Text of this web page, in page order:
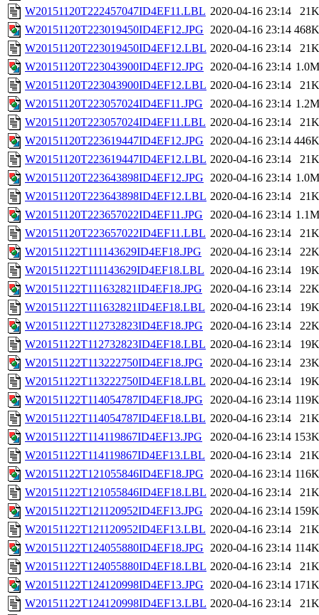
W20151120T222457047ID4EF11.LBL 2020-04-16 23:14
21K
W20151120T223019450ID4EF12.JPG 2020-04-16 23:14 468K
W20151120T223019450ID4EF12.LBL 2020-04-16 23:14
21K
W20151120T223043900ID4EF12.JPG 2020-04-16 23:14 1.0M
W20151120T223043900ID4EF12.LBL 2020-04-16 23:14
21K
W20151120T223057024ID4EF11.JPG
2020-04-16 23:14 1.2M
W20151120T223057024ID4EF11.LBL 2020-04-16 23:14
21K
W20151120T223619447ID4EF12.JPG 2020-04-16 23:14 446K
W20151120T223619447ID4EF12.LBL 2020-04-16 23:14
21K
W20151120T223643898ID4EF12.JPG 2020-04-16 23:14 1.0M
W20151120T223643898ID4EF12.LBL 2020-04-16 23:14
21K
W20151120T223657022ID4EF11.JPG
2020-04-16 23:14 1.1M
W20151120T223657022ID4EF11.LBL 2020-04-16 23:14
21K
W20151122T111143629ID4EF18.JPG
2020-04-16 23:14
22K
W20151122T111143629ID4EF18.LBL 2020-04-16 23:14
19K
W20151122T111632821ID4EF18.JPG
2020-04-16 23:14
22K
W20151122T111632821ID4EF18.LBL 2020-04-16 23:14
19K
W20151122T112732823ID4EF18.JPG
2020-04-16 23:14
22K
W20151122T112732823ID4EF18.LBL 2020-04-16 23:14
19K
W20151122T113222750ID4EF18.JPG
2020-04-16 23:14
23K
W20151122T113222750ID4EF18.LBL 2020-04-16 23:14
19K
W20151122T114054787ID4EF18.JPG
2020-04-16 23:14 119K
W20151122T114054787ID4EF18.LBL 2020-04-16 23:14
21K
W20151122T114119867ID4EF13.JPG
2020-04-16 23:14 153K
W20151122T114119867ID4EF13.LBL 2020-04-16 23:14
21K
W20151122T121055846ID4EF18.JPG 2020-04-16 23:14 116K
W20151122T121055846ID4EF18.LBL 2020-04-16 23:14
21K
W20151122T121120952ID4EF13.JPG
2020-04-16 23:14 159K
W20151122T121120952ID4EF13.LBL 2020-04-16 23:14
21K
W20151122T124055880ID4EF18.JPG 2020-04-16 23:14 114K
W20151122T124055880ID4EF18.LBL 2020-04-16 23:14
21K
W20151122T124120998ID4EF13.JPG 2020-04-16 23:14 171K
W20151122T124120998ID4EF13.LBL 2020-04-16 23:14
21K